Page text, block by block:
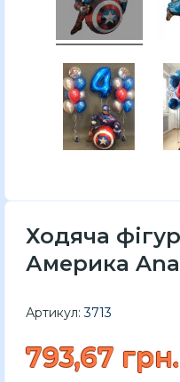
Ходяча
Америка
Артикул: 3713
793,67 грн.